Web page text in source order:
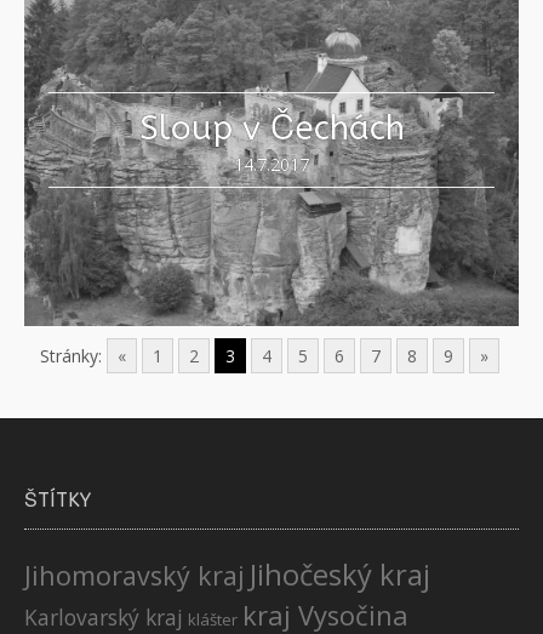
Sloup v Čechách
14.7.2017
Stránky: « 1 2 3 4 5 6 7 8 9 »
ŠTÍTKY
Jihomoravský kraj Jihočeský kraj
Karlovarský kraj klášter kraj Vysočina